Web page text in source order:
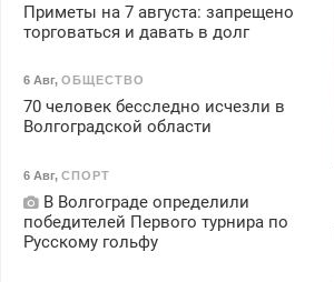
Приметы на 7 августа: запрещено
торговаться и давать в долг
6 Авг, ОБЩЕСТВО
70 человек бесследно исчезли в
Волгоградской области
6 Авг, СПОРТ
В Волгограде определили
победителей Первого турнира по
Русскому гольфу